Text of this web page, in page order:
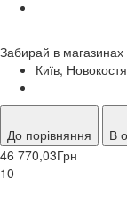
Забирай в магазинах
Київ,
До порівняння
В
46 770,03Грн
10